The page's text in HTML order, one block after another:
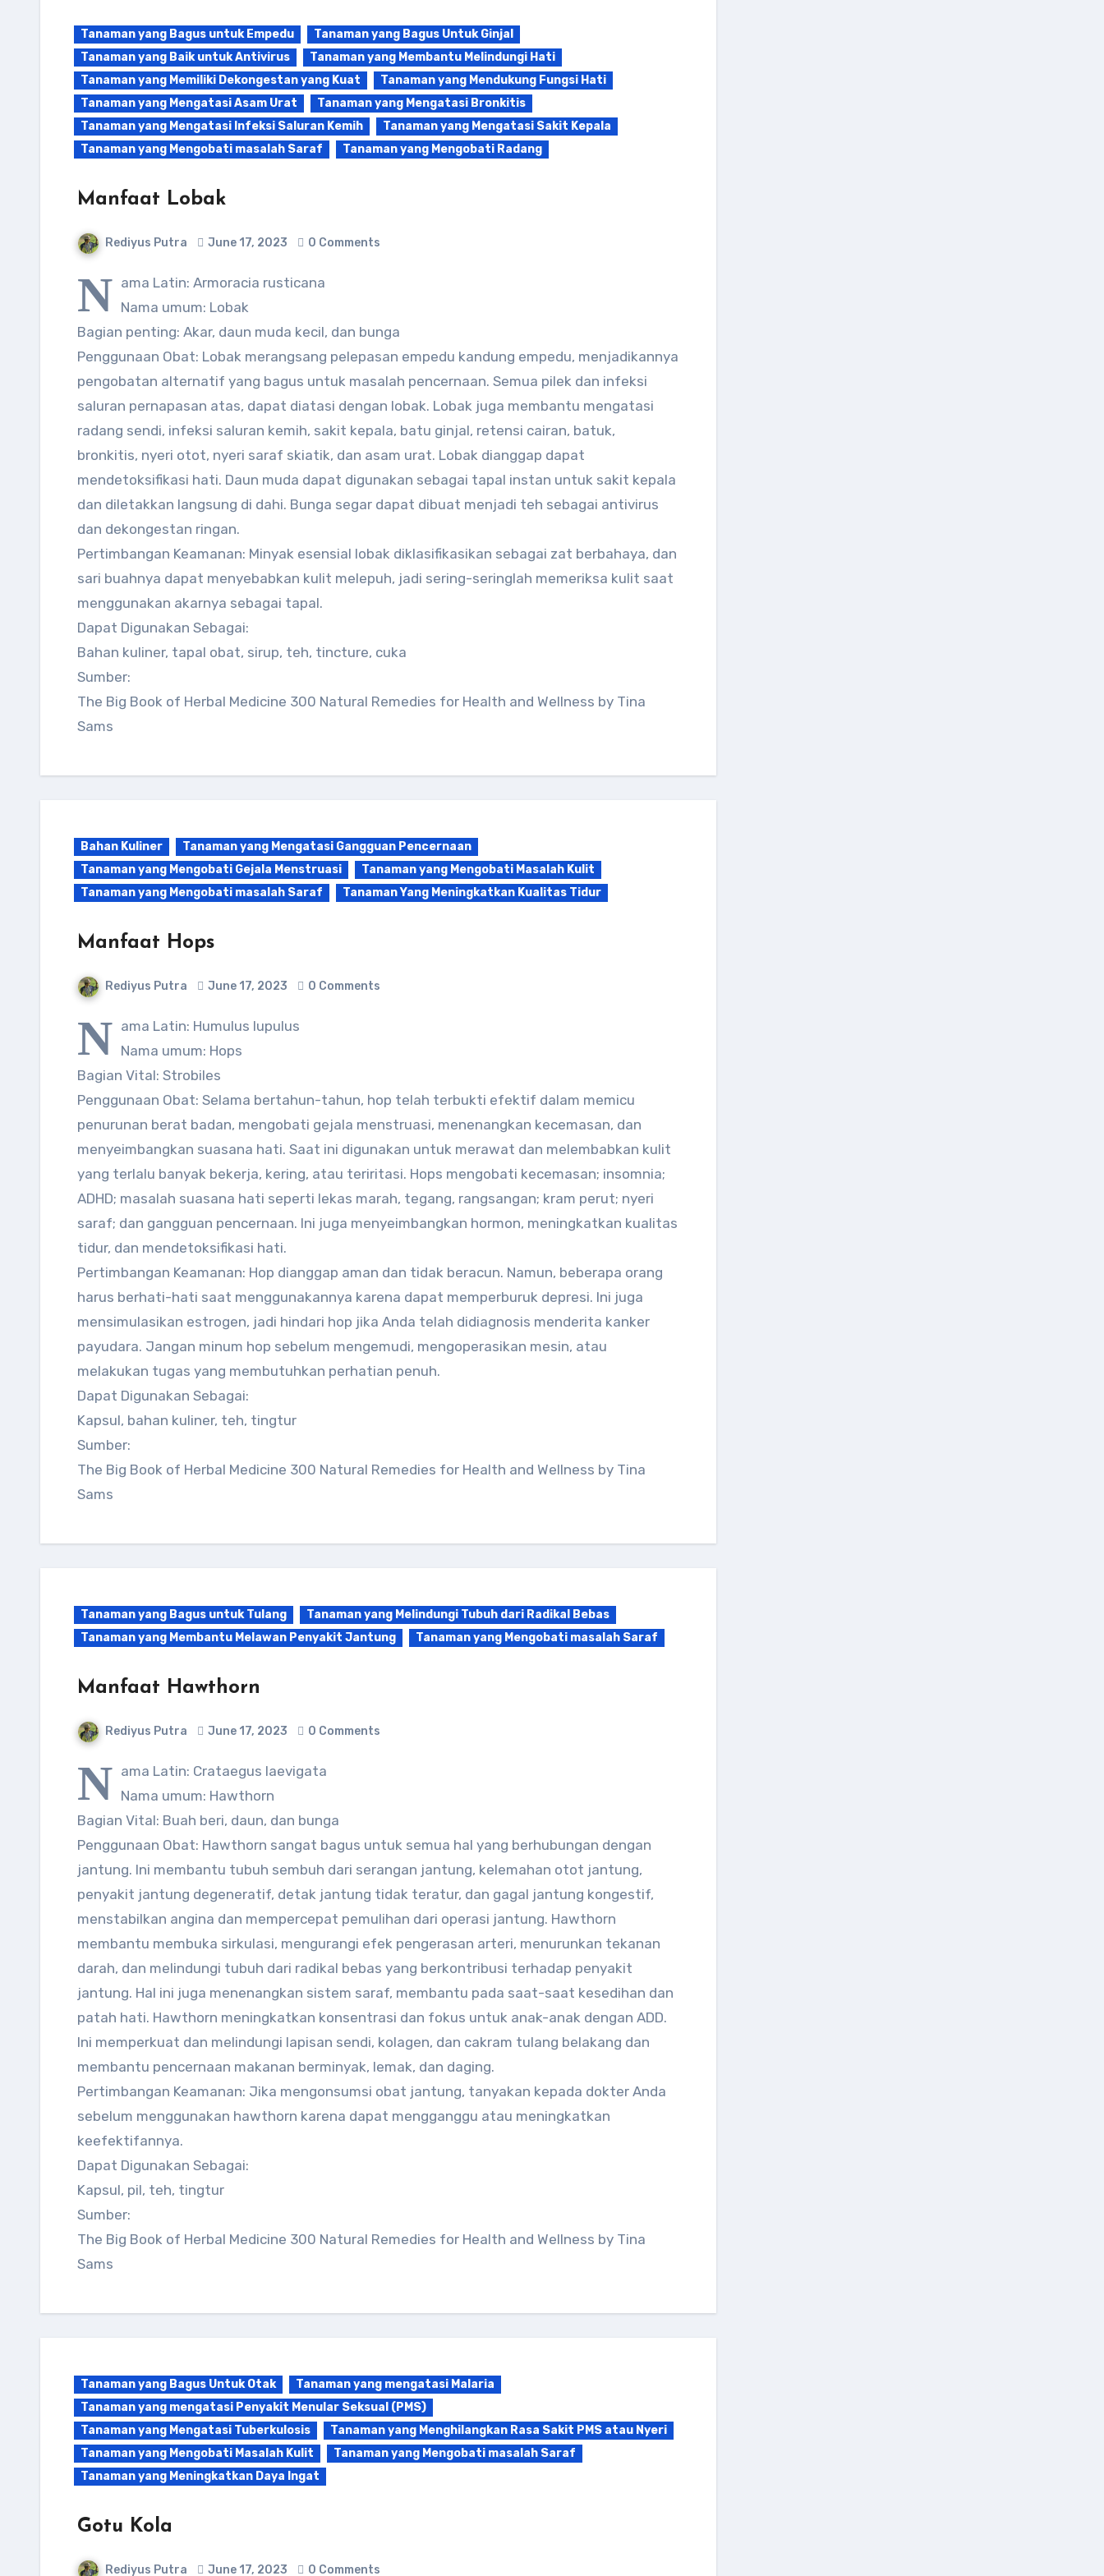
Tanaman yang Bagus untuk Empedu
Tanaman yang Bagus Untuk Ginjal
Tanaman yang Baik untuk Antivirus
Tanaman yang Membantu Melindungi Hati
Tanaman yang Memiliki Dekongestan yang Kuat
Tanaman yang Mendukung Fungsi Hati
Tanaman yang Mengatasi Asam Urat
Tanaman yang Mengatasi Bronkitis
Tanaman yang Mengatasi Infeksi Saluran Kemih
Tanaman yang Mengatasi Sakit Kepala
Tanaman yang Mengobati masalah Saraf
Tanaman yang Mengobati Radang
Manfaat Lobak
Rediyus Putra June 17, 2023 0 Comments
N ama Latin: Armoracia rusticana
Nama umum: Lobak
Bagian penting: Akar, daun muda kecil, dan bunga
Penggunaan Obat: Lobak merangsang pelepasan empedu kandung empedu, menjadikannya
pengobatan alternatif yang bagus untuk masalah pencernaan. Semua pilek dan infeksi
saluran pernapasan atas, dapat diatasi dengan lobak. Lobak juga membantu mengatasi
radang sendi, infeksi saluran kemih, sakit kepala, batu ginjal, retensi cairan, batuk,
bronkitis, nyeri otot, nyeri saraf skiatik, dan asam urat. Lobak dianggap dapat
mendetoksifikasi hati. Daun muda dapat digunakan sebagai tapal instan untuk sakit kepala
dan diletakkan langsung di dahi. Bunga segar dapat dibuat menjadi teh sebagai antivirus
dan dekongestan ringan.
Pertimbangan Keamanan: Minyak esensial lobak diklasifikasikan sebagai zat berbahaya, dan
sari buahnya dapat menyebabkan kulit melepuh, jadi sering-seringlah memeriksa kulit saat
menggunakan akarnya sebagai tapal.
Dapat Digunakan Sebagai:
Bahan kuliner, tapal obat, sirup, teh, tincture, cuka
Sumber:
The Big Book of Herbal Medicine 300 Natural Remedies for Health and Wellness by Tina
Sams
Bahan Kuliner
Tanaman yang Mengatasi Gangguan Pencernaan
Tanaman yang Mengobati Gejala Menstruasi
Tanaman yang Mengobati Masalah Kulit
Tanaman yang Mengobati masalah Saraf
Tanaman Yang Meningkatkan Kualitas Tidur
Manfaat Hops
Rediyus Putra June 17, 2023 0 Comments
N ama Latin: Humulus lupulus
Nama umum: Hops
Bagian Vital: Strobiles
Penggunaan Obat: Selama bertahun-tahun, hop telah terbukti efektif dalam memicu
penurunan berat badan, mengobati gejala menstruasi, menenangkan kecemasan, dan
menyeimbangkan suasana hati. Saat ini digunakan untuk merawat dan melembabkan kulit
yang terlalu banyak bekerja, kering, atau teriritasi. Hops mengobati kecemasan; insomnia;
ADHD; masalah suasana hati seperti lekas marah, tegang, rangsangan; kram perut; nyeri
saraf; dan gangguan pencernaan. Ini juga menyeimbangkan hormon, meningkatkan kualitas
tidur, dan mendetoksifikasi hati.
Pertimbangan Keamanan: Hop dianggap aman dan tidak beracun. Namun, beberapa orang
harus berhati-hati saat menggunakannya karena dapat memperburuk depresi. Ini juga
mensimulasikan estrogen, jadi hindari hop jika Anda telah didiagnosis menderita kanker
payudara. Jangan minum hop sebelum mengemudi, mengoperasikan mesin, atau
melakukan tugas yang membutuhkan perhatian penuh.
Dapat Digunakan Sebagai:
Kapsul, bahan kuliner, teh, tingtur
Sumber:
The Big Book of Herbal Medicine 300 Natural Remedies for Health and Wellness by Tina
Sams
Tanaman yang Bagus untuk Tulang
Tanaman yang Melindungi Tubuh dari Radikal Bebas
Tanaman yang Membantu Melawan Penyakit Jantung
Tanaman yang Mengobati masalah Saraf
Manfaat Hawthorn
Rediyus Putra June 17, 2023 0 Comments
N ama Latin: Crataegus laevigata
Nama umum: Hawthorn
Bagian Vital: Buah beri, daun, dan bunga
Penggunaan Obat: Hawthorn sangat bagus untuk semua hal yang berhubungan dengan
jantung. Ini membantu tubuh sembuh dari serangan jantung, kelemahan otot jantung,
penyakit jantung degeneratif, detak jantung tidak teratur, dan gagal jantung kongestif,
menstabilkan angina dan mempercepat pemulihan dari operasi jantung. Hawthorn
membantu membuka sirkulasi, mengurangi efek pengerasan arteri, menurunkan tekanan
darah, dan melindungi tubuh dari radikal bebas yang berkontribusi terhadap penyakit
jantung. Hal ini juga menenangkan sistem saraf, membantu pada saat-saat kesedihan dan
patah hati. Hawthorn meningkatkan konsentrasi dan fokus untuk anak-anak dengan ADD.
Ini memperkuat dan melindungi lapisan sendi, kolagen, dan cakram tulang belakang dan
membantu pencernaan makanan berminyak, lemak, dan daging.
Pertimbangan Keamanan: Jika mengonsumsi obat jantung, tanyakan kepada dokter Anda
sebelum menggunakan hawthorn karena dapat mengganggu atau meningkatkan
keefektifannya.
Dapat Digunakan Sebagai:
Kapsul, pil, teh, tingtur
Sumber:
The Big Book of Herbal Medicine 300 Natural Remedies for Health and Wellness by Tina
Sams
Tanaman yang Bagus Untuk Otak
Tanaman yang mengatasi Malaria
Tanaman yang mengatasi Penyakit Menular Seksual (PMS)
Tanaman yang Mengatasi Tuberkulosis
Tanaman yang Menghilangkan Rasa Sakit PMS atau Nyeri
Tanaman yang Mengobati Masalah Kulit
Tanaman yang Mengobati masalah Saraf
Tanaman yang Meningkatkan Daya Ingat
Gotu Kola
Rediyus Putra June 17, 2023 0 Comments